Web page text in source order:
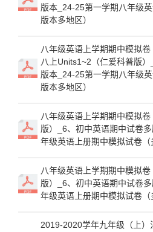
版本_24-25第一学期八年级
版本多地区）
八年级英语上学期期中模拟卷
八上Units1~2（仁爱科普版
版本_24-25第一学期八年级
版本多地区）
八年级英语上学期期中模拟
版）_6、初中英语期中试卷
年级英语上册期中模拟试卷（
八年级英语上学期期中模拟
版）_6、初中英语期中试卷
年级英语上册期中模拟试卷（
2019-2020学年九年级（上